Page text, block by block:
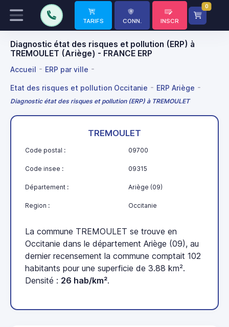
TARIFS CONN. INSCR
0
Diagnostic état des risques et pollution (ERP) à
TREMOULET (Ariège) - FRANCE ERP
Accueil ERP par ville
Etat des risques et pollution Occitanie ERP Ariège
Diagnostic état des risques et pollution (ERP) à TREMOULET
TREMOULET
Code postal : 09700
Code insee : 09315
Département : Ariège (09)
Region : Occitanie
La commune TREMOULET se trouve en
Occitanie dans le département Ariège (09), au
dernier recensement la commune comptait 102
habitants pour une superficie de 3.88 km².
Densité : 26 hab/km².